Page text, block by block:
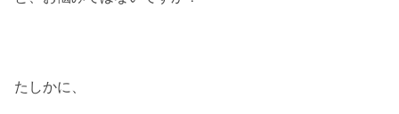
たしかに、